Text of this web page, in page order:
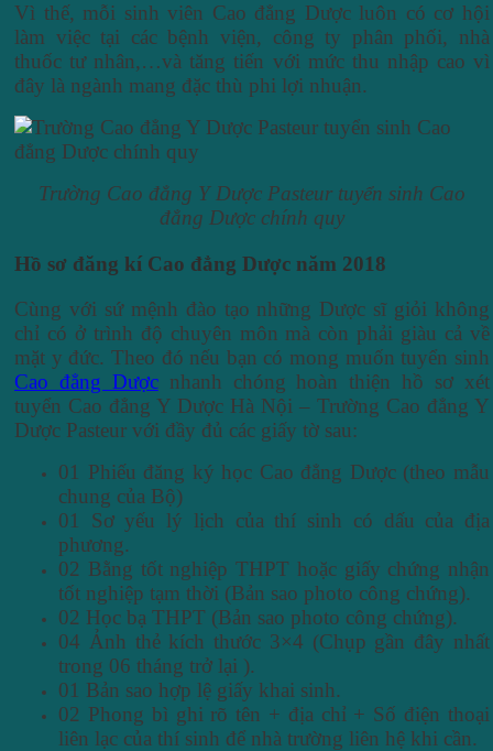
Vì thế, mỗi sinh viên Cao đẳng Dược luôn có cơ hội
làm việc tại các bệnh viện, công ty phân phối, nhà
thuốc tư nhân,…và tăng tiến với mức thu nhập cao vì
đây là ngành mang đặc thù phi lợi nhuận.
Trường Cao đẳng Y Dược Pasteur tuyển sinh Cao
đẳng Dược chính quy
Hồ sơ đăng kí Cao đẳng Dược năm 2018
Cùng với sứ mệnh đào tạo những Dược sĩ giỏi không
chỉ có ở trình độ chuyên môn mà còn phải giàu cả về
mặt y đức. Theo đó nếu bạn có mong muốn tuyển sinh
Cao đẳng Dượcnhanh chóng hoàn thiện hồ sơ xét
tuyển Cao đẳng Y Dược Hà Nội – Trường Cao đẳng Y
Dược Pasteur với đầy đủ các giấy tờ sau:
01 Phiếu đăng ký học Cao đẳng Dược (theo mẫu
chung của Bộ)
01 Sơ yếu lý lịch của thí sinh có dấu của địa
phương.
02 Bằng tốt nghiệp THPT hoặc giấy chứng nhận
tốt nghiệp tạm thời (Bản sao photo công chứng).
02 Học bạ THPT (Bản sao photo công chứng).
04 Ảnh thẻ kích thước 3×4 (Chụp gần đây nhất
trong 06 tháng trở lại ).
01 Bản sao hợp lệ giấy khai sinh.
02 Phong bì ghi rõ tên + địa chỉ + Số điện thoại
liên lạc của thí sinh để nhà trường liên hệ khi cần.